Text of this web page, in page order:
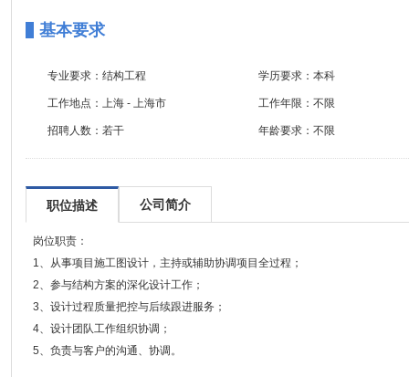
基本要求
专业要求： 结构工程 学历要求： 本科
工作地点： 上海 - 上海市 工作年限： 不限
招聘人数： 若干 年龄要求： 不限
职位描述 公司简介
岗位职责：
1、从事项目施工图设计，主持或辅助协调项目全过程；
2、参与结构方案的深化设计工作；
3、设计过程质量把控与后续跟进服务；
4、设计团队工作组织协调；
5、负责与客户的沟通、协调。